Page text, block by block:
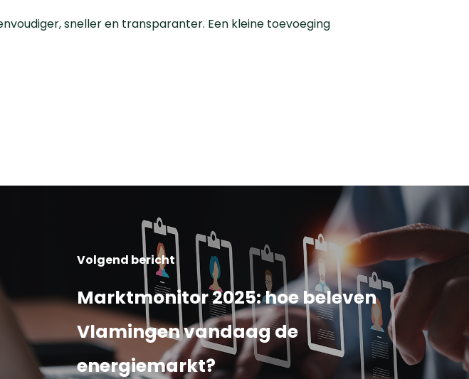
sneller en transparanter. Een kleine toevoeging
Volgend bericht
Marktmonitor 2025: hoe beleven
Vlamingen vandaag de
energiemarkt?